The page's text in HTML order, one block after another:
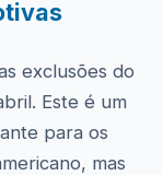
exclusões do
Este é um
para os
mas